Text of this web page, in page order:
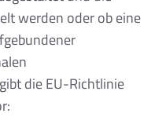
werden oder ob eine
die EU-Richtlinie